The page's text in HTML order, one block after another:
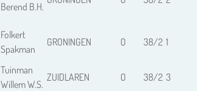
Berend B.H.
Folkert
Spakman
GRONINGEN O 38/2 1
Tuinman
Willem W.S.
ZUIDLAREN O 38/2 3